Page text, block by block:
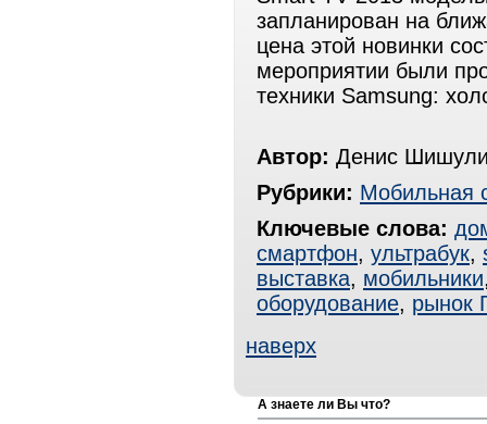
запланирован на
цена этой новинки
мероприятии были
техники Samsung:
Автор: Денис
Рубрики: Мобильная
Ключевые слова:
смартфон, ультрабук,
выставка, мобильники
оборудование, рынок
наверх
А знаете ли Вы что?